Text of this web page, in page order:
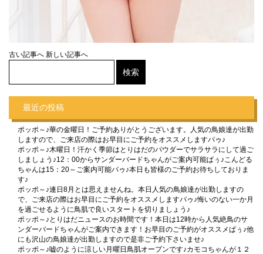
古い記事へ 新しい記事へ
最近の投稿
ポッポ～♪華の金曜日！ご予約ありがとうございます。人気の鳥娘達が出勤
しますので、ご来店の際はお早目にご予約をオススメしますパゥ♪
ポッポ～♪木曜日！汗かく季節はとりはだのパウダーでサラサラにして過ご
しましょう♪12：00からサンダーバードちゃんがご案内可能ぱぅ♪こんどる
ちゃんは15：20～ご案内可能パゥ♪本日も皆様のご予約お待ちしておりま
す♪
ポッポ～♪連日8月とは思えませんね。本日人気の鳥娘達が出勤しますの
で、ご来店の際はお早目にご予約をオススメしますパゥ♪悔いのない一か月
を過ごせるように鳥肌で良いスタートを切りましょう♪
ポッポ～♪とりはだニュースのお時間です！本日は12時から人気絶鳥のサ
ンダーバードちゃんがご案内できます！お早目のご予約がオススメぱぅ♪他
にも沢山の鳥娘達が出勤しますので是非ご予約下さいませ♪
ポッポ～♪嘘のように涼しい月曜日鳥肌オープンです♪カモコちゃんが１２